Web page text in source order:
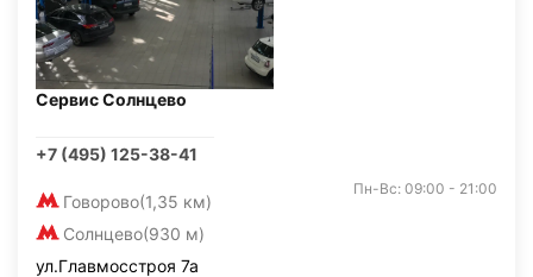
Сервис Солнцево
+7 (495) 125-38-41
Говорово(1,35 км)
Солнцево(930 м)
Пн-Вс: 09:00 - 21:00
ул.Главмосстроя 7а